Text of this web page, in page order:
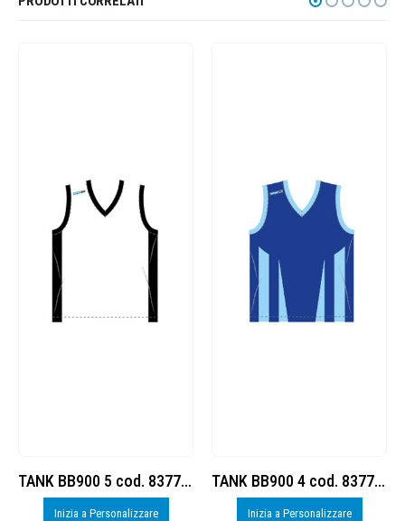
TANK BB900 5 cod. 8377558
Inizia a Personalizzare
TANK BB900 4 cod. 8377558
Inizia a Personalizzare